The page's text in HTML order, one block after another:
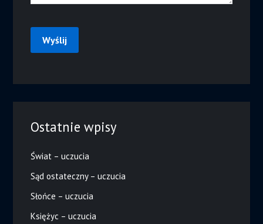
Ostatnie wpisy
Świat – uczucia
Sąd ostateczny – uczucia
Słońce – uczucia
Księżyc – uczucia